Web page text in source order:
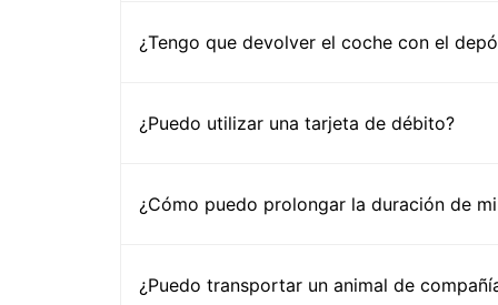
¿Tengo que devolver el coche con el
¿Puedo utilizar una tarjeta de débito?
¿Cómo puedo prolongar la duración de
¿Puedo transportar un animal de